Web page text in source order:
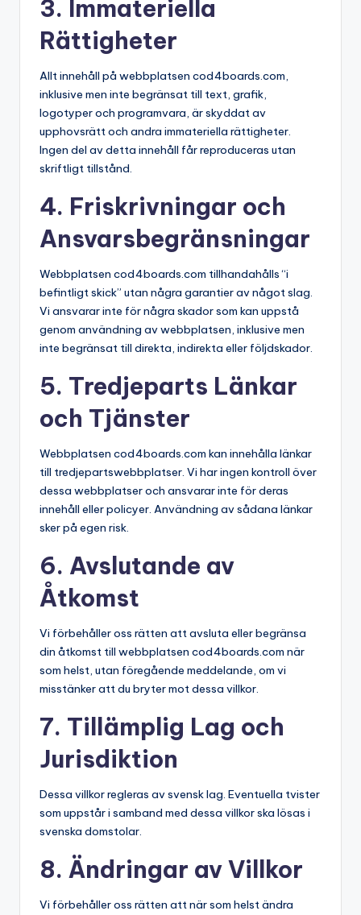
3. Immateriella
Rättigheter
Allt innehåll på webbplatsen cod4boards.com,
inklusive men inte begränsat till text, grafik,
logotyper och programvara, är skyddat av
upphovsrätt och andra immateriella rättigheter.
Ingen del av detta innehåll får reproduceras utan
skriftligt tillstånd.
4. Friskrivningar och
Ansvarsbegränsningar
Webbplatsen cod4boards.com tillhandahålls “i
befintligt skick” utan några garantier av något slag.
Vi ansvarar inte för några skador som kan uppstå
genom användning av webbplatsen, inklusive men
inte begränsat till direkta, indirekta eller följdskador.
5. Tredjeparts Länkar
och Tjänster
Webbplatsen cod4boards.com kan innehålla länkar
till tredjepartswebbplatser. Vi har ingen kontroll över
dessa webbplatser och ansvarar inte för deras
innehåll eller policyer. Användning av sådana länkar
sker på egen risk.
6. Avslutande av
Åtkomst
Vi förbehåller oss rätten att avsluta eller begränsa
din åtkomst till webbplatsen cod4boards.com när
som helst, utan föregående meddelande, om vi
misstänker att du bryter mot dessa villkor.
7. Tillämplig Lag och
Jurisdiktion
Dessa villkor regleras av svensk lag. Eventuella tvister
som uppstår i samband med dessa villkor ska lösas i
svenska domstolar.
8. Ändringar av Villkor
Vi förbehåller oss rätten att när som helst ändra